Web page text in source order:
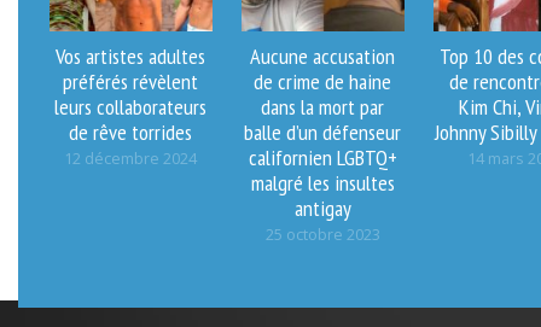
Vos artistes adultes
préférés révèlent
leurs collaborateurs
de rêve torrides
12 décembre 2024
Aucune accusation
de crime de haine
dans la mort par
balle d’un défenseur
californien LGBTQ+
malgré les insultes
antigay
25 octobre 2023
Top 10 des
de
Kim Chi,
Johnny
14 mars